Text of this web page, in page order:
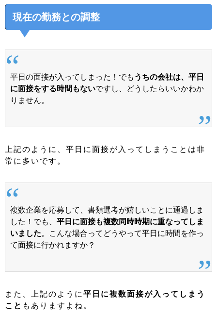
現在の勤務との調整
平日の面接が入ってしまった！でも うちの会社は、平日
に面接をする時間もないですし、どうしたらいいかわか
りません。
上記のように、平日に面接が入ってしまうことは非
常に多いです。
複数企業を応募して、書類選考が嬉しいことに通過しま
した！でも、 平日に面接も複数同時時期に重なってしま
いました。こんな場合ってどうやって平日に時間を作っ
て面接に行かれますか？
また、上記のように 平日に複数面接が入ってしまう
こと もありますよね。